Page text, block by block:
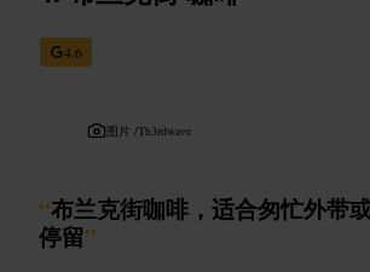
4.6
图片 /Th3rdwave
“布兰克街咖啡，适合匆忙外带
停留”